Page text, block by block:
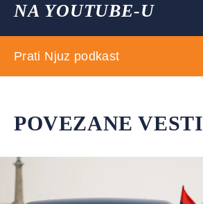
NA YOUTUBE-U
Prati Njuz podkast
POVEZANE VESTI